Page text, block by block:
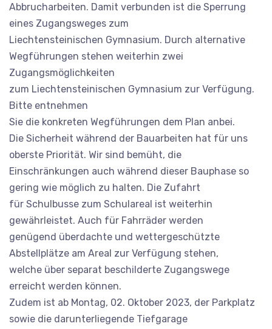
Abbrucharbeiten. Damit verbunden ist die Sperrung
eines Zugangsweges zum
Liechtensteinischen Gymnasium. Durch alternative
Wegführungen stehen weiterhin zwei
Zugangsmöglichkeiten
zum Liechtensteinischen Gymnasium zur Verfügung.
Bitte entnehmen
Sie die konkreten Wegführungen dem Plan anbei.
Die Sicherheit während der Bauarbeiten hat für uns
oberste Priorität. Wir sind bemüht, die
Einschränkungen auch während dieser Bauphase so
gering wie möglich zu halten. Die Zufahrt
für Schulbusse zum Schulareal ist weiterhin
gewährleistet. Auch für Fahrräder werden
genügend überdachte und wettergeschützte
Abstellplätze am Areal zur Verfügung stehen,
welche über separat beschilderte Zugangswege
erreicht werden können.
Zudem ist ab Montag, 02. Oktober 2023, der Parkplatz
sowie die darunterliegende Tiefgarage